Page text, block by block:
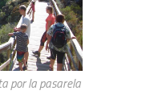
por la pasarela